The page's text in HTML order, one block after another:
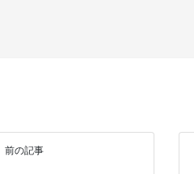
前の記事